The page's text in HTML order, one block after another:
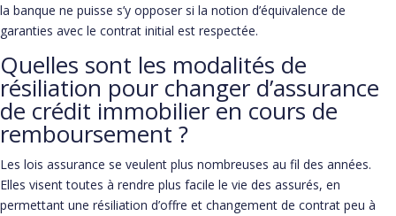
la banque ne puisse s’y opposer si la notion d’équivalence de
garanties avec le contrat initial est respectée.
Quelles sont les modalités de
résiliation pour changer d’assurance
de crédit immobilier en cours de
remboursement ?
Les lois assurance se veulent plus nombreuses au fil des années.
Elles visent toutes à rendre plus facile le vie des assurés, en
permettant une résiliation d’offre et changement de contrat peu à